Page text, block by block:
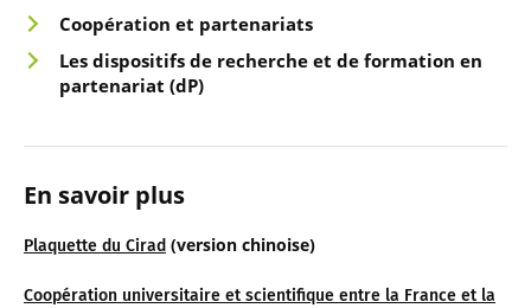
Coopération et partenariats
Les dispositifs de recherche et de formation en
partenariat (dP)
En savoir plus
Plaquette du Cirad (version chinoise)
Coopération universitaire et scientifique entre la France et la